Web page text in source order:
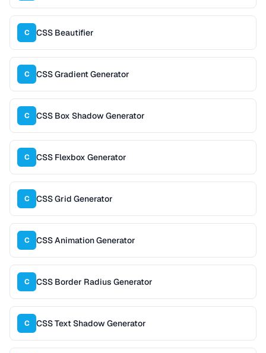
C CSS Beautifier
C CSS Gradient Generator
C CSS Box Shadow Generator
C CSS Flexbox Generator
C CSS Grid Generator
C CSS Animation Generator
C CSS Border Radius Generator
C CSS Text Shadow Generator